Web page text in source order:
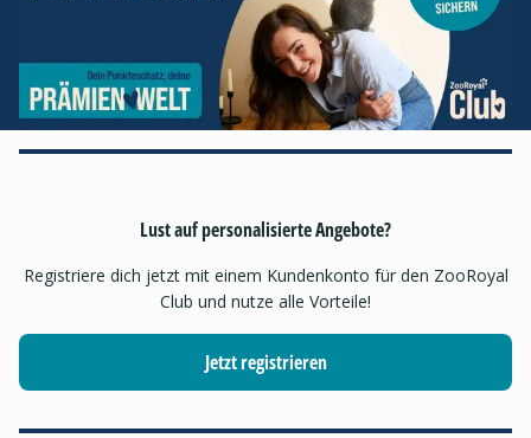
Lust auf personalisierte Angebote?
Registriere dich jetzt mit einem Kundenkonto für den ZooRoyal
Club und nutze alle Vorteile!
Jetzt registrieren